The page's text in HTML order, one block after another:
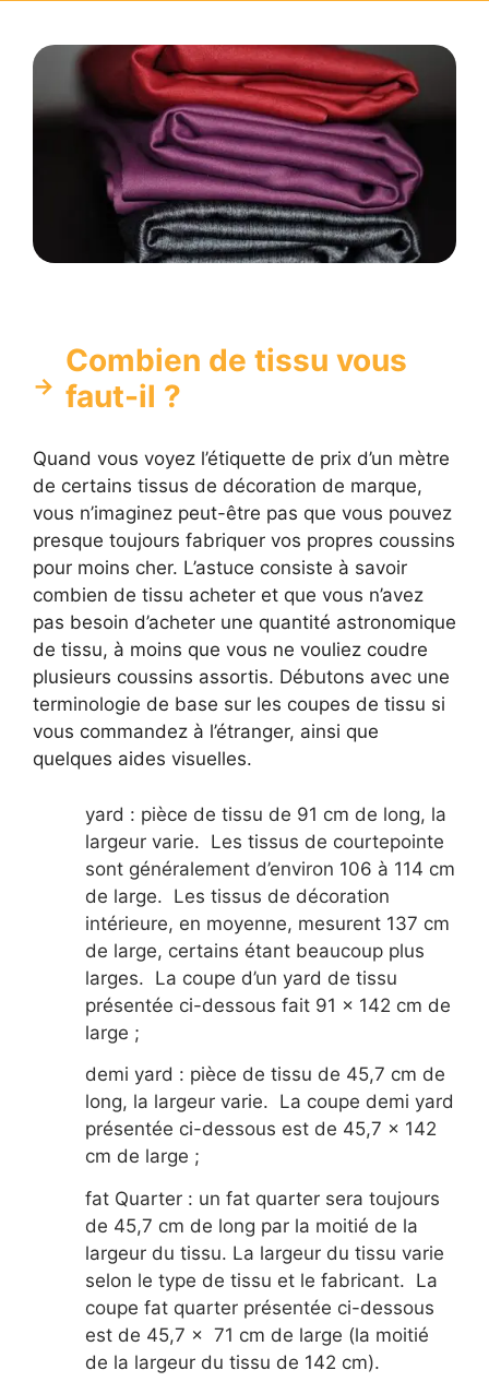
Combien de tissu vous
faut-il ?
Quand vous voyez l’étiquette de prix d’un mètre
de certains tissus de décoration de marque,
vous n’imaginez peut-être pas que vous pouvez
presque toujours fabriquer vos propres coussins
pour moins cher. L’astuce consiste à savoir
combien de tissu acheter et que vous n’avez
pas besoin d’acheter une quantité astronomique
de tissu, à moins que vous ne vouliez coudre
plusieurs coussins assortis. Débutons avec une
terminologie de base sur les coupes de tissu si
vous commandez à l’étranger, ainsi que
quelques aides visuelles.
yard : pièce de tissu de 91 cm de long, la
largeur varie. Les tissus de courtepointe
sont généralement d’environ 106 à 114 cm
de large. Les tissus de décoration
intérieure, en moyenne, mesurent 137 cm
de large, certains étant beaucoup plus
larges. La coupe d’un yard de tissu
présentée ci-dessous fait 91 x 142 cm de
large ;
demi yard : pièce de tissu de 45,7 cm de
long, la largeur varie. La coupe demi yard
présentée ci-dessous est de 45,7 x 142
cm de large ;
fat Quarter : un fat quarter sera toujours
de 45,7 cm de long par la moitié de la
largeur du tissu. La largeur du tissu varie
selon le type de tissu et le fabricant. La
coupe fat quarter présentée ci-dessous
est de 45,7 x 71 cm de large (la moitié
de la largeur du tissu de 142 cm).